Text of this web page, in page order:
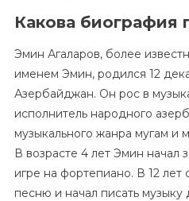
Какова биография
Эмин Агаларов, более
именем Эмин, родился 12
Азербайджан. Он рос в
исполнитель народного
музыкального жанра мугам и
В возрасте 4 лет Эмин начал
игре на фортепиано. В 12
песню и начал писать музыку